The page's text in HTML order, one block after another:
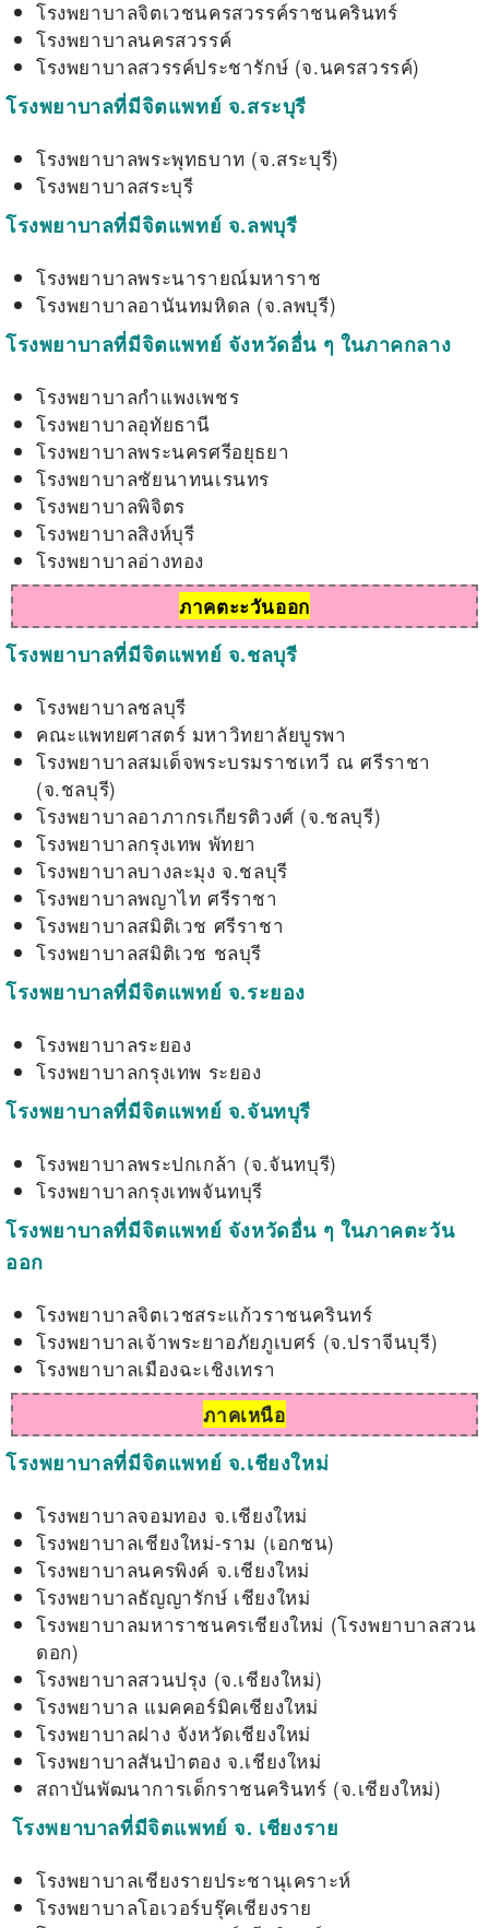
โรงพยาบาลจิตเวชนครสวรรค์ราชนครินทร์
โรงพยาบาลนครสวรรค์
โรงพยาบาลสวรรค์ประชารักษ์ (จ.นครสวรรค์)
โรงพยาบาลที่มีจิตแพทย์ จ.สระบุรี
โรงพยาบาลพระพุทธบาท (จ.สระบุรี)
โรงพยาบาลสระบุรี
โรงพยาบาลที่มีจิตแพทย์ จ.ลพบุรี
โรงพยาบาลพระนารายณ์มหาราช
โรงพยาบาลอานันทมหิดล (จ.ลพบุรี)
โรงพยาบาลที่มีจิตแพทย์ จังหวัดอื่น ๆ ในภาคกลาง
โรงพยาบาลกำแพงเพชร
โรงพยาบาลอุทัยธานี
โรงพยาบาลพระนครศรีอยุธยา
โรงพยาบาลชัยนาทนเรนทร
โรงพยาบาลพิจิตร
โรงพยาบาลสิงห์บุรี
โรงพยาบาลอ่างทอง
ภาคตะะวันออก
โรงพยาบาลที่มีจิตแพทย์ จ.ชลบุรี
โรงพยาบาลชลบุรี
คณะแพทยศาสตร์ มหาวิทยาลัยบูรพา
โรงพยาบาลสมเด็จพระบรมราชเทวี ณ ศรีราชา
(จ.ชลบุรี)
โรงพยาบาลอาภากรเกียรติวงศ์ (จ.ชลบุรี)
โรงพยาบาลกรุงเทพ พัทยา
โรงพยาบาลบางละมุง จ.ชลบุรี
โรงพยาบาลพญาไท ศรีราชา
โรงพยาบาลสมิติเวช ศรีราชา
โรงพยาบาลสมิติเวช ชลบุรี
โรงพยาบาลที่มีจิตแพทย์ จ.ระยอง
โรงพยาบาลระยอง
โรงพยาบาลกรุงเทพ ระยอง
โรงพยาบาลที่มีจิตแพทย์ จ.จันทบุรี
โรงพยาบาลพระปกเกล้า (จ.จันทบุรี)
โรงพยาบาลกรุงเทพจันทบุรี
โรงพยาบาลที่มีจิตแพทย์ จังหวัดอื่น ๆ ในภาคตะวัน
ออก
โรงพยาบาลจิตเวชสระแก้วราชนครินทร์
โรงพยาบาลเจ้าพระยาอภัยภูเบศร์ (จ.ปราจีนบุรี)
โรงพยาบาลเมืองฉะเชิงเทรา
ภาคเหนือ
โรงพยาบาลที่มีจิตแพทย์ จ.เชียงใหม่
โรงพยาบาลจอมทอง จ.เชียงใหม่
โรงพยาบาลเชียงใหม่-ราม (เอกชน)
โรงพยาบาลนครพิงค์ จ.เชียงใหม่
โรงพยาบาลธัญญารักษ์ เชียงใหม่
โรงพยาบาลมหาราชนครเชียงใหม่ (โรงพยาบาลสวน
ดอก)
โรงพยาบาลสวนปรุง (จ.เชียงใหม่)
โรงพยาบาล แมคคอร์มิคเชียงใหม่
โรงพยาบาลฝาง จังหวัดเชียงใหม่
โรงพยาบาลสันป่าตอง จ.เชียงใหม่
สถาบันพัฒนาการเด็กราชนครินทร์ (จ.เชียงใหม่)
โรงพยาบาลที่มีจิตแพทย์ จ. เชียงราย
โรงพยาบาลเชียงรายประชานุเคราะห์
โรงพยาบาลโอเวอร์บรุ๊คเชียงราย